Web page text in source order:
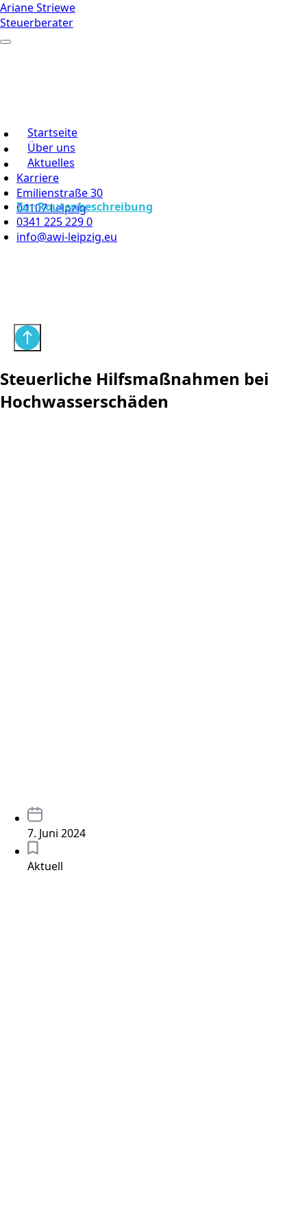
Ariane Striewe
Steuerberater
Startseite
Über uns
Aktuelles
Karriere
Emilienstraße 30
04107 Leipzig
Zur Routenbeschreibung
0341 225 229 0
info@awi-leipzig.eu
Steuerliche Hilfsmaßnahmen bei
Hochwasserschäden
7. Juni 2024
Aktuell